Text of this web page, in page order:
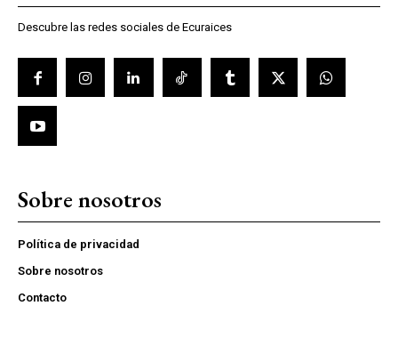
Descubre las redes sociales de Ecuraices
Sobre nosotros
Política de privacidad
Sobre nosotros
Contacto